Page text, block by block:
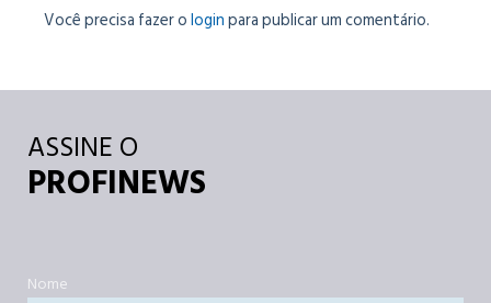
Você precisa fazer ologinpara publicar um comentário.
ASSINE O
PROFINEWS
Nome